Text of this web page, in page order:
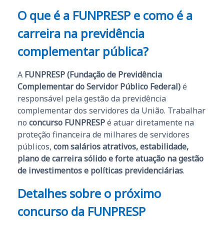
O que é a FUNPRESP e como é a
carreira na previdência
complementar pública?
A FUNPRESP (Fundação de Previdência
Complementar do Servidor Público Federal)é
responsável pela gestão da previdência
complementar dos servidores da União. Trabalhar
no concurso FUNPRESPé atuar diretamente na
proteção financeira de milhares de servidores
públicos, com salários atrativos, estabilidade,
plano de carreira sólido e forte atuação na gestão
de investimentos e políticas previdenciárias.
Detalhes sobre o próximo
concurso da FUNPRESP